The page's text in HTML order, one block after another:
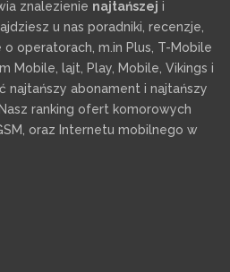
znalezienie najtańszej i
u nas poradniki, recenzje,
operatorach, m.in Plus, T-Mobile
Mobile, lajt, Play, Mobile, Vikings i
najtańszy abonament i najtańszy
ranking ofert komorowych
oraz Internetu mobilnego w